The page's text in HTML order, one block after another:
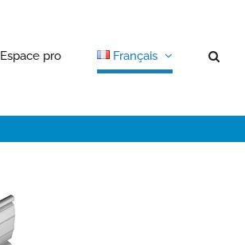
Espace pro Français